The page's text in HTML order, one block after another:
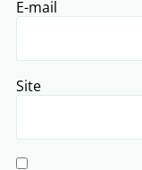
E-mail
Site